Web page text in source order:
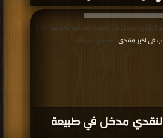
النقدي مدخل في طبيعة
في اكبر منتدى | التحميل : مرة/مرات